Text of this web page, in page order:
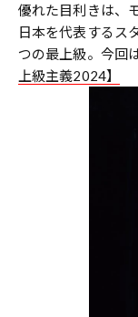
優れた目利きは、
日本を代表するス
つの最上級。今回
上級主義2024】